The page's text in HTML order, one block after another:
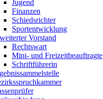
Jugend
Finanzen
Schiedsrichter
Sportentwicklung
Vorstand
Rechtswart
Mini- und Freizeitbeauftragte
Schriftführerin